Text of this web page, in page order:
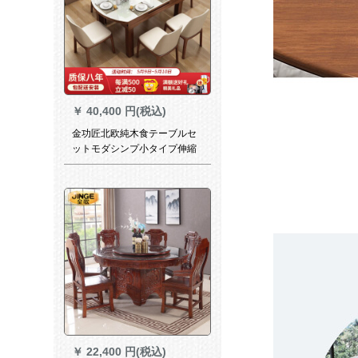
￥ 40,400 円(税込)
金功匠北欧純木食テーブルセ
ットモダシンプ小タイプ伸縮
性のある折りたたみたたみ帯
付き円卓1.35 m(電磁炉付備考
色)一テーブル六椅子
￥ 22,400 円(税込)